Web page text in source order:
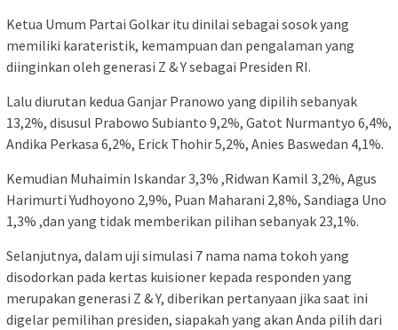
Ketua Umum Partai Golkar itu dinilai sebagai sosok yang
memiliki karateristik, kemampuan dan pengalaman yang
diinginkan oleh generasi Z & Y sebagai Presiden RI.
Lalu diurutan kedua Ganjar Pranowo yang dipilih sebanyak
13,2%, disusul Prabowo Subianto 9,2%, Gatot Nurmantyo 6,4%,
Andika Perkasa 6,2%, Erick Thohir 5,2%, Anies Baswedan 4,1%.
Kemudian Muhaimin Iskandar 3,3% ,Ridwan Kamil 3,2%, Agus
Harimurti Yudhoyono 2,9%, Puan Maharani 2,8%, Sandiaga Uno
1,3% ,dan yang tidak memberikan pilihan sebanyak 23,1%.
Selanjutnya, dalam uji simulasi 7 nama nama tokoh yang
disodorkan pada kertas kuisioner kepada responden yang
merupakan generasi Z & Y, diberikan pertanyaan jika saat ini
digelar pemilihan presiden, siapakah yang akan Anda pilih dari